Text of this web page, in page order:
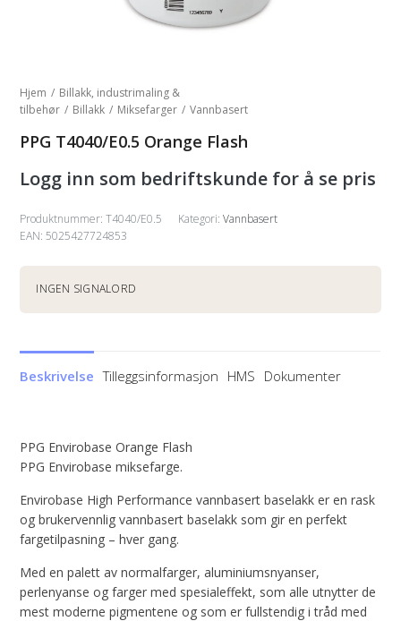
Hjem / Billakk, industrimaling &
tilbehør / Billakk / Miksefarger / Vannbasert
PPG T4040/E0.5 Orange Flash
Logg inn som bedriftskunde for å se pris
Produktnummer:T4040/E0.5 Kategori:Vannbasert
EAN: 5025427724853
INGEN SIGNALORD
Beskrivelse Tilleggsinformasjon HMS Dokumenter
PPG Envirobase Orange Flash
PPG Envirobase miksefarge.
Envirobase High Performance vannbasert baselakk er en rask
og brukervennlig vannbasert baselakk som gir en perfekt
fargetilpasning – hver gang.
Med en palett av normalfarger, aluminiumsnyanser,
perlenyanse og farger med spesialeffekt, som alle utnytter de
mest moderne pigmentene og som er fullstendig i tråd med